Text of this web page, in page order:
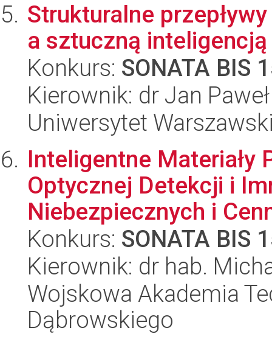
Strukturalne
a sztuczną inteligencją
Konkurs: SONATA BIS
Kierownik: dr Jan
Uniwersytet
Inteligentne Materiały
Optycznej Detekcji i
Niebezpiecznych i
Konkurs: SONATA BIS
Kierownik: dr hab.
Wojskowa Akademia
Dąbrowskiego